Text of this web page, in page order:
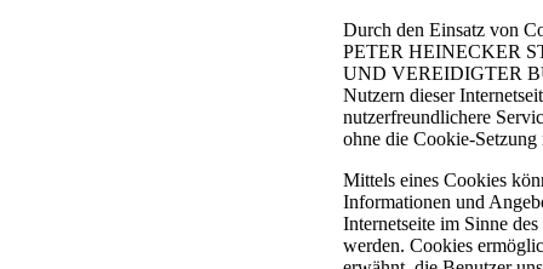
Durch den Einsatz von
PETER HEINECKER
UND VEREIDIGTER
Nutzern dieser
nutzerfreundlichere
ohne die Cookie-
Mittels eines Cookies
Informationen und
Internetseite im Sinne
werden. Cookies